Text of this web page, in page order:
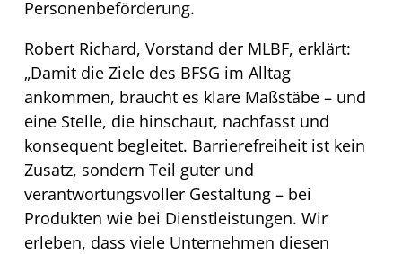
Personenbeförderung.
Robert Richard, Vorstand der MLBF, erklärt:
„Damit die Ziele des BFSG im Alltag
ankommen, braucht es klare Maßstäbe – und
eine Stelle, die hinschaut, nachfasst und
konsequent begleitet. Barrierefreiheit ist kein
Zusatz, sondern Teil guter und
verantwortungsvoller Gestaltung – bei
Produkten wie bei Dienstleistungen. Wir
erleben, dass viele Unternehmen diesen